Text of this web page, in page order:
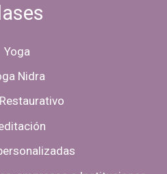
Yoga
Nidra